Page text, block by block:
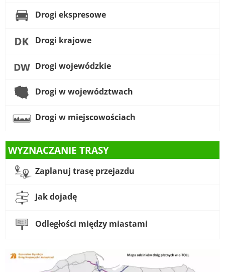
Drogi ekspresowe
Drogi krajowe
Drogi wojewódzkie
Drogi w województwach
Drogi w miejscowościach
WYZNACZANIE TRASY
Zaplanuj trasę przejazdu
Jak dojadę
Odległości między miastami